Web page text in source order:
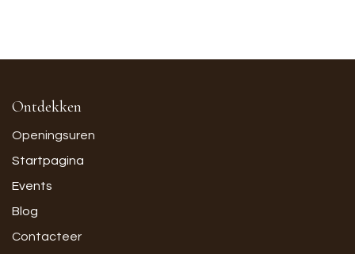
Ontdekken
Openingsuren
Startpagina
Events
Blog
Contacteer